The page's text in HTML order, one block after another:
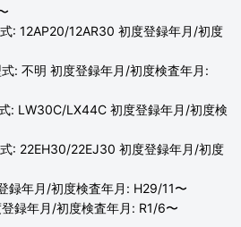
: 12AP20/12AR30 初度登録年月/初度
: 不明 初度登録年月/初度検査年月:
: LW30C/LX44C 初度登録年月/初度検
: 22EH30/22EJ30 初度登録年月/初度
録年月/初度検査年月: H29/11〜
録年月/初度検査年月: R1/6〜